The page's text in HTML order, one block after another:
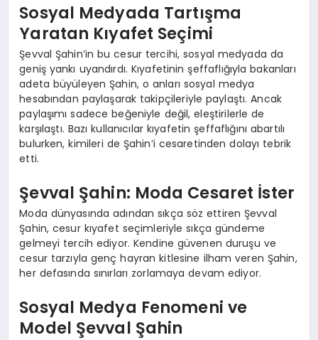
Sosyal Medyada Tartışma
Yaratan Kıyafet Seçimi
Şevval Şahin’in bu cesur tercihi, sosyal medyada da
geniş yankı uyandırdı. Kıyafetinin şeffaflığıyla bakanları
adeta büyüleyen Şahin, o anları sosyal medya
hesabından paylaşarak takipçileriyle paylaştı. Ancak
paylaşımı sadece beğeniyle değil, eleştirilerle de
karşılaştı. Bazı kullanıcılar kıyafetin şeffaflığını abartılı
bulurken, kimileri de Şahin’i cesaretinden dolayı tebrik
etti.
Şevval Şahin: Moda Cesaret İster
Moda dünyasında adından sıkça söz ettiren Şevval
Şahin, cesur kıyafet seçimleriyle sıkça gündeme
gelmeyi tercih ediyor. Kendine güvenen duruşu ve
cesur tarzıyla genç hayran kitlesine ilham veren Şahin,
her defasında sınırları zorlamaya devam ediyor.
Sosyal Medya Fenomeni ve
Model Şevval Şahin